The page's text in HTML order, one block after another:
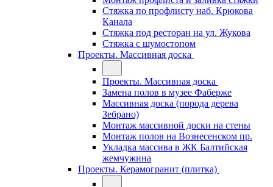
Стяжка по профлисту наб. Крюкова
Канала
Стяжка под ресторан на ул. Жукова
Стяжка с шумостопом
Проекты. Массивная доска
Проекты. Массивная доска
Замена полов в музее Фаберже
Массивная доска (порода дерева
Зебрано)
Монтаж массивной доски на стены
Монтаж полов на Вознесенском пр.
Укладка массива в ЖК Балтийская
жемчужина
Проекты. Керамогранит (плитка)